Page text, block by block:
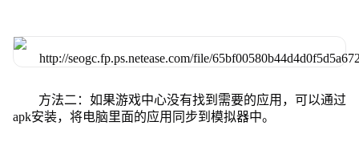
方法二：如果游戏中心没有找到需要的应用，可以通过
apk安装，将电脑里面的应用同步到模拟器中。